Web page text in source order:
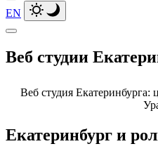
EN
Веб студии
Веб студия Екатеринбурга:
Екатеринбург и